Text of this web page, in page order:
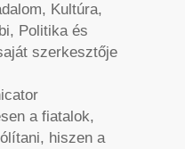
Kultúra,
Politika és
szerkesztője
a fiatalok,
hiszen a